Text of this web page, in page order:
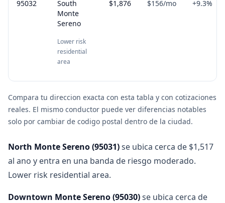
95032
South
Monte
Sereno
Lower risk
residential
area
$1,876 $156/mo +9.3%
Compara tu direccion exacta con esta tabla y con cotizaciones
reales. El mismo conductor puede ver diferencias notables
solo por cambiar de codigo postal dentro de la ciudad.
North Monte Sereno(95031)se ubica cerca de $1,517
al ano y entra en una banda de riesgo moderado.
Lower risk residential area.
Downtown Monte Sereno(95030)se ubica cerca de